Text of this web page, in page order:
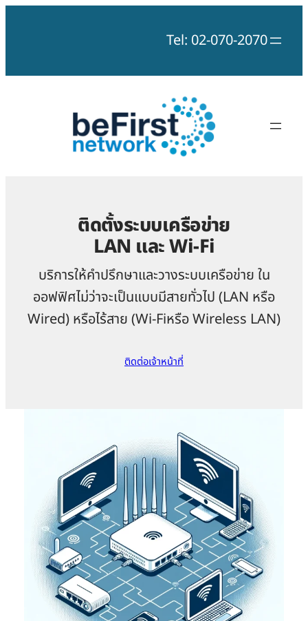
Tel: 02-070-2070
ติดตั้งระบบเครือข่าย
LAN และ Wi-Fi
บริการให้คำปรึกษาและวางระบบเครือข่าย ใน
ออฟฟิศไม่ว่าจะเป็นแบบมีสายทั่วไป (LAN หรือ
Wired) หรือไร้สาย (Wi-Fiหรือ Wireless LAN)
ติดต่อเจ้าหน้าที่